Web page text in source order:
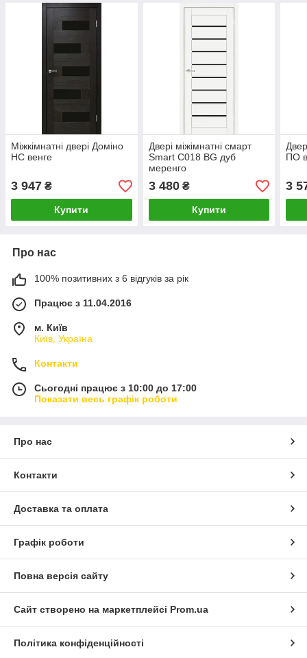
Міжкімнатні двері Доміно
НС венге
3 947 ₴
Купити
Двері міжімнатні смарт
Smart С018 BG дуб
меренго
3 480₴
Купити
ПО
3
Про нас
100% позитивних з 6 відгуків за рік
Працює з 11.04.2016
м. Київ
Київ, Україна
Контакти
Сьогодні працює з 10:00 до 17:00
Показати весь графік роботи
Про нас
Контакти
Доставка та оплата
Графік роботи
Повна версія сайту
Сайт створено на маркетплейсі Prom.ua
Політика конфіденційності